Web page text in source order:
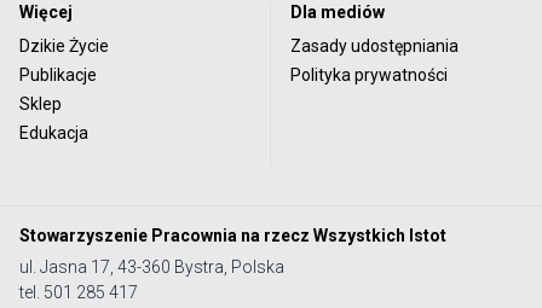
Więcej
Dzikie Życie
Publikacje
Sklep
Edukacja
Dla mediów
Zasady udostępniania
Polityka prywatności
Stowarzyszenie Pracownia na rzecz Wszystkich Istot
ul. Jasna 17, 43-360 Bystra, Polska
tel. 501 285 417